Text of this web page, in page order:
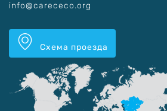
info@carececo.org
Схема проезда